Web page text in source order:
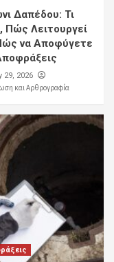
Δαπέδου: Τι
Πώς Λειτουργεί
να Αποφύγετε
29, 2026
και Αρθρογραφία